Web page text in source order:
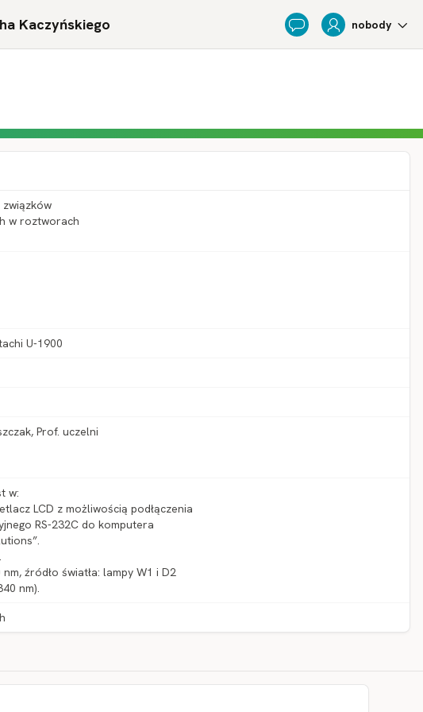
Kaczyńskiego Feedback nobody
w roztworach
U-1900
Prof. uczelni
w:
LCD z możliwością podłączenia
RS-232C do komputera
źródło światła: lampy W1 i D2
nm).